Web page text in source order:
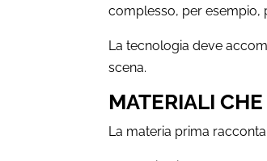
complesso, per esempio,
La tecnologia deve
scena.
MATERIALI
La materia prima